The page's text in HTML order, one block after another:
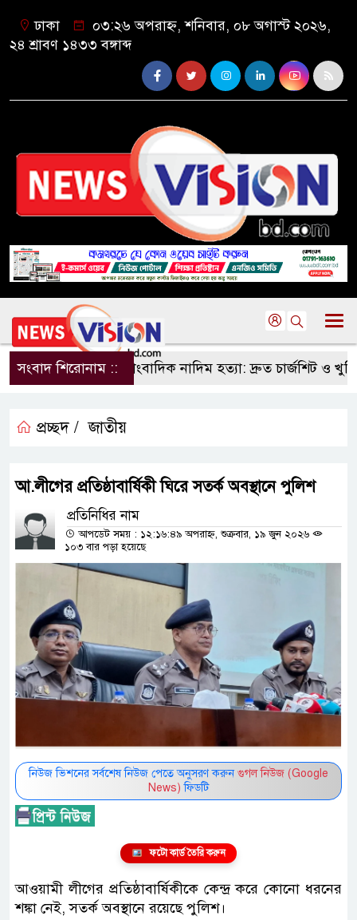
ঢাকা
০৩:২৬ অপরাহ্ন, শনিবার, ০৮ অগাস্ট ২০২৬,
২৪ শ্রাবণ ১৪৩৩ বঙ্গাব্দ
সংবাদ শিরোনাম ::সাংবাদিক নাদিম হত্যা: দ্রুত চার্জশিট ও
প্রচ্ছদ / জাতীয়
আ.লীগের প্রতিষ্ঠাবার্ষিকী ঘিরে সতর্ক অবস্থানে পুলিশ
প্রতিনিধির নাম
আপডেট সময় : ১২:১৬:৪৯ অপরাহ্ন, শুক্রবার, ১৯ জুন ২০২৬
১০৩ বার পড়া হয়েছে
নিউজ ভিশনের সর্বশেষ নিউজ পেতে অনুসরণ করুন গুগল নিউজ (Google
News) ফিডটি
ফটো কার্ড তৈরি করুন
আওয়ামী লীগের প্রতিষ্ঠাবার্ষিকীকে কেন্দ্র করে কোনো ধরনের
শঙ্কা নেই, সতর্ক অবস্থানে রয়েছে পুলিশ।